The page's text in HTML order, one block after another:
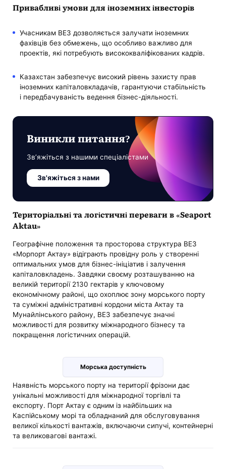
Привабливі умови для іноземних інвесторів
Учасникам ВЕЗ дозволяється залучати іноземних
фахівців без обмежень, що особливо важливо для
проектів, які потребують висококваліфікованих кадрів.
Казахстан забезпечує високий рівень захисту прав
іноземних капіталовкладачів, гарантуючи стабільність
і передбачуваність ведення бізнес-діяльності.
Виникли питання?
Зв’яжіться з нашими спеціалістами
Зв'яжіться з нами
Територіальні та логістичні переваги в «Seaport
Aktau»
Географічне положення та просторова структура ВЕЗ
«Морпорт Актау» відіграють провідну роль у створенні
оптимальних умов для бізнес-ініціатив і залучення
капіталовкладень. Завдяки своєму розташуванню на
великій території 2130 гектарів у ключовому
економічному районі, що охоплює зону морського порту
та суміжні адміністративні кордони міста Актау та
Мунайлінського району, ВЕЗ забезпечує значні
можливості для розвитку міжнародного бізнесу та
покращення логістичних операцій.
Морська доступність
Наявність морського порту на території фрізони дає
унікальні можливості для міжнародної торгівлі та
експорту. Порт Актау є одним із найбільших на
Каспійському морі та обладнаний для обслуговування
великої кількості вантажів, включаючи сипучі, контейнерні
та великовагові вантажі.